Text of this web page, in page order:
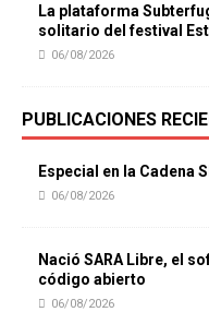
La plataforma
solitario del festival
06/08/2026
PUBLICACIONES
Especial en la Cadena
06/08/2026
Nació SARA Libre, el
código abierto
06/08/2026